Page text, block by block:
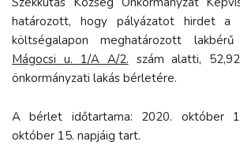
határozott, hogy pályázatot hirdet a
költségalapon meghatározott lakbérű
Mágocsi u. 1/A A/2. szám alatti,
önkormányzati lakás bérletére.
A bérlet időtartama: 2020. október
október 15. napjáig tart.